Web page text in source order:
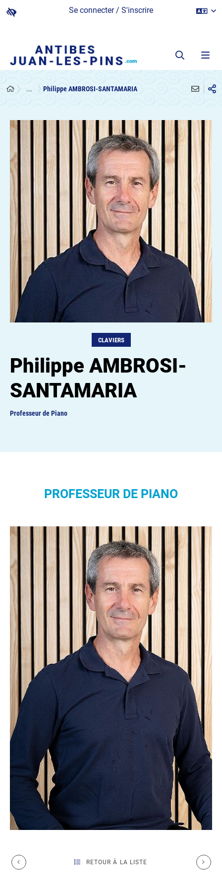
Se connecter / S'inscrire
... Philippe AMBROSI-SANTAMARIA
CLAVIERS
Philippe AMBROSI-
SANTAMARIA
Professeur de Piano
PROFESSEUR DE PIANO
RETOUR À LA LISTE